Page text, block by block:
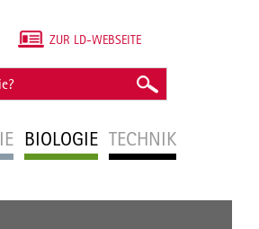
BIOLOGIE TECHNIK
ZUR LD-WEBSEITE